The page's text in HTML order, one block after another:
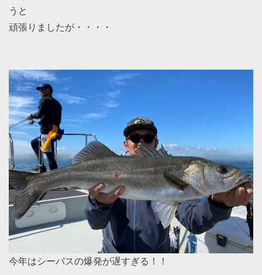
うと
頑張りましたが・・・・
今年はシーバスの爆発が遅すぎる！！